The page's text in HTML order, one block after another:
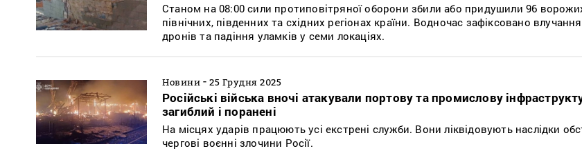
Станом на 08:00 сили протиповітряної оборони збили або придушили 96
північних, південних та східних регіонах країни. Водночас зафіксовано
дронів та падіння уламків у семи локаціях.
Новини - 25 Грудня 2025
Російські війська вночі атакували портову та промислову
загиблий і поранені
На місцях ударів працюють усі екстрені служби. Вони ліквідовують наслідки
чергові воєнні злочини Росії.